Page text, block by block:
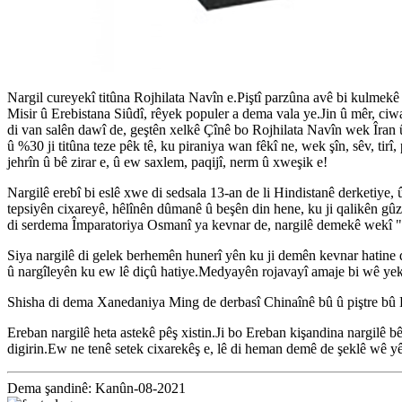
Nargil cureyekî titûna Rojhilata Navîn e.Piştî parzûna avê bi
Misir û Erebistana Siûdî, rêyek populer a dema vala ye.Jin û mêr,
di van salên dawî de, geştên xelkê Çînê bo Rojhilata Navîn wek
û %30 ji titûna teze pêk tê, ku piraniya wan fêkî ne, wek şîn, sêv,
jehrîn û bê zirar e, û ew saxlem, paqijî, nerm û xweşik e!
Nargilê erebî bi eslê xwe di sedsala 13-an de li Hindistanê
tepsiyên cixareyê, hêlînên dûmanê û beşên din hene, ku ji qalikên
di serdema Împaratoriya Osmanî ya kevnar de, nargilê demekê
Siya nargilê di gelek berhemên hunerî yên ku ji demên kevnar
û nargîleyên ku ew lê diçû hatiye.Medyayên rojavayî amaje bi wê
Shisha di dema Xanedaniya Ming de derbasî Chinaînê bû û piştre
Ereban nargilê heta astekê pêş xistin.Ji bo Ereban kişandina
digirin.Ew ne tenê setek cixarekêş e, lê di heman demê de şeklê wê
Dema şandinê: Kanûn-08-2021